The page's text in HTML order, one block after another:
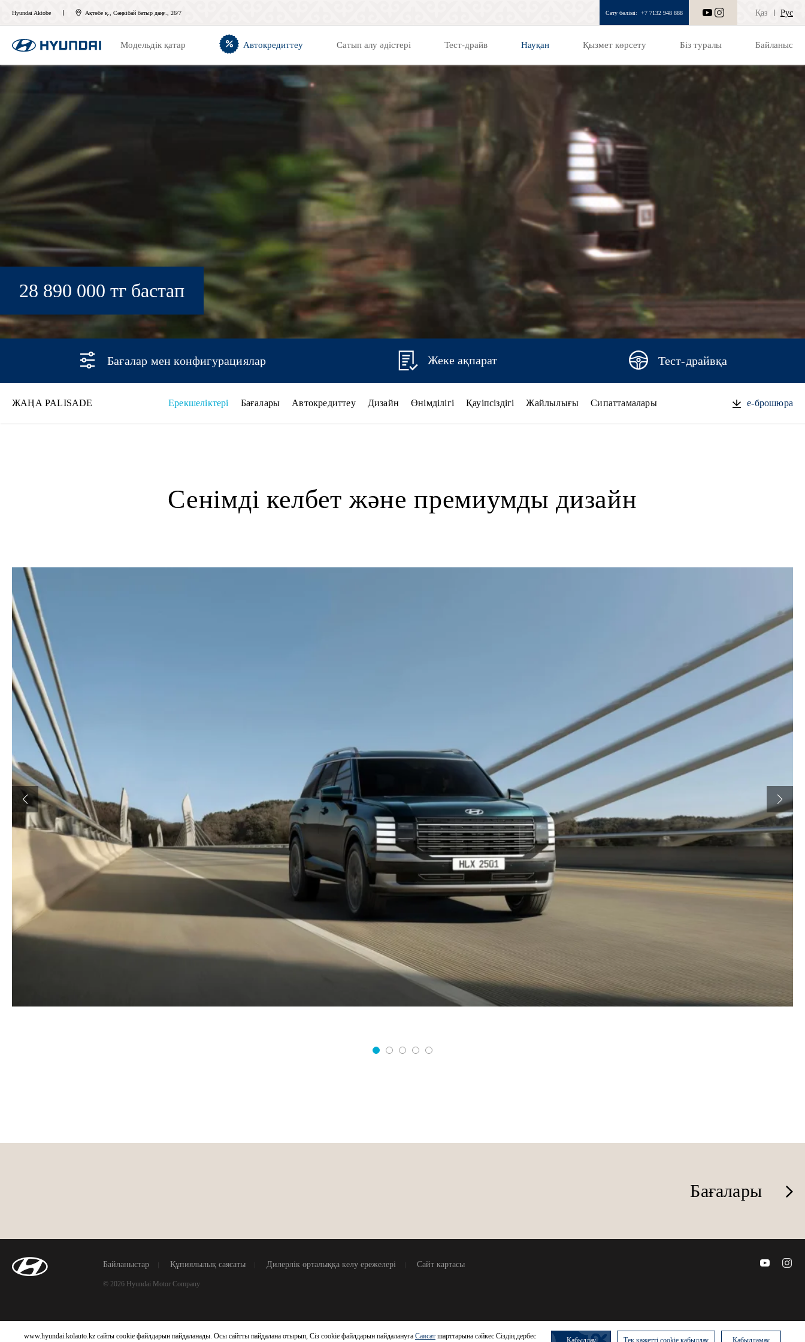
Hyundai Aktobe Ақтөбе қ., Сәңкібай батыр даңғ., 26/7 Сату бөлімі: +7 7132 948 888 Қаз Рус
Модельдік қатар Автокредиттеу Сатып алу әдістері Тест-драйв Науқан Қызмет көрсету Біз туралы Байланыс
Жаңа PALISADE
28 890 000 тг бастап
Бағалар мен конфигурациялар Жеке ақпарат Тест-драйвқа
ЖАҢА PALISADE Ерекшеліктері Бағалары Автокредиттеу Дизайн Өнімділігі Қауіпсіздігі Жайлылығы Сипаттамалары e-брошюра
Сенімді келбет және премиумды дизайн
Бағалары
Байланыстар Құпиялылық саясаты Дилерлік орталыққа келу ережелері Сайт картасы
© 2026 Hyundai Motor Company
www.hyundai.kolauto.kz сайты cookie файлдарын пайдаланады. Осы сайтты пайдалана отырып, Сіз cookie файлдарын пайдалануға Саясат шарттарына сәйкес Сіздің дербес Қабылдау Тек қажетті cookie қабылдау Қабылдамау